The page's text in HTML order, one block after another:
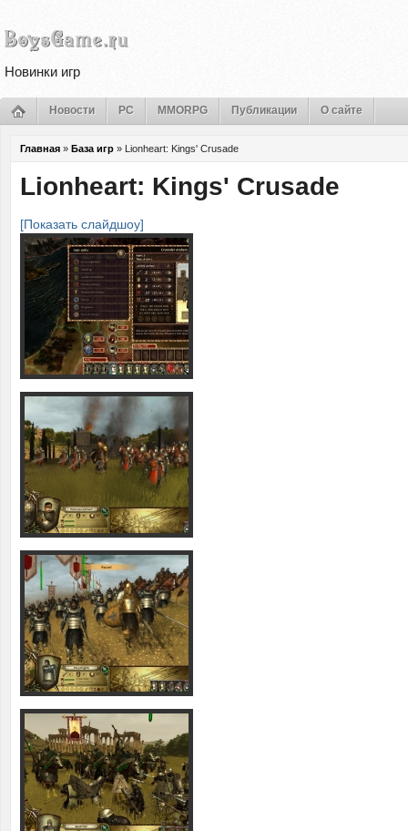
Новинки игр
Новости PC MMORPG Публикации О сайте
Главная » База игр » Lionheart: Kings' Crusade
Lionheart: Kings' Crusade
[Показать слайдшоу]